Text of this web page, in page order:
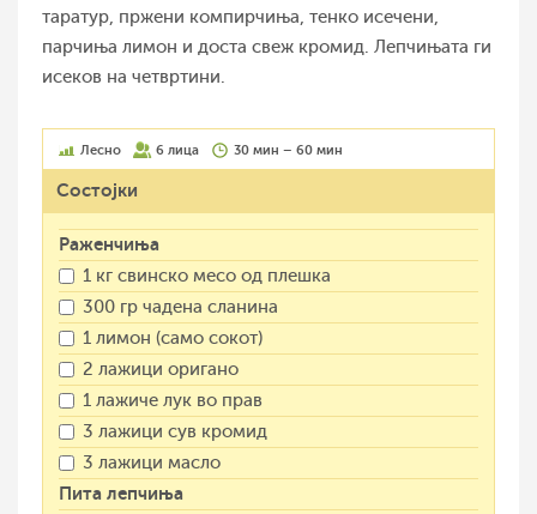
таратур, пржени компирчиња, тенко исечени,
парчиња лимон и доста свеж кромид. Лепчињата ги
исеков на четвртини.
Лесно 6 лица 30 мин – 60 мин
Состојки
Раженчиња
1 кг свинско месо од плешка
300 гр чадена сланина
1 лимон (само сокот)
2 лажици оригано
1 лажиче лук во прав
3 лажици сув кромид
3 лажици масло
Пита лепчиња